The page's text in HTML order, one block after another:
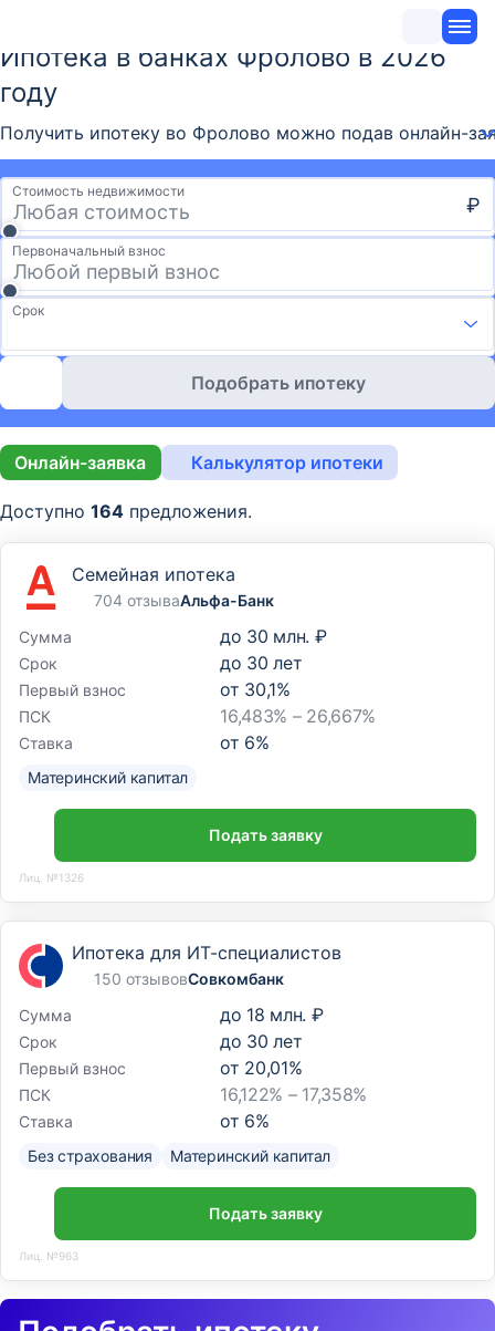
Ипотека в банках Фролово в 2026
году
Получить ипотеку во Фролово можно подав онлайн-
Стоимость недвижимости
₽
Первоначальный взнос
Срок
Подобрать ипотеку
Онлайн-заявка Калькулятор ипотеки
Доступно 164 предложения.
Семейная ипотека
704 отзываАльфа-Банк
Сумма
до 30 млн. ₽
Срок до 30 лет
Первый взнос от 30,1%
ПСК 16,483% – 26,667%
Ставка от 6%
Материнский капитал
Подать заявку
Лиц. №1326
Ипотека для ИТ-специалистов
150 отзывовСовкомбанк
Сумма
до 18 млн. ₽
Срок до 30 лет
Первый взнос от 20,01%
ПСК 16,122% – 17,358%
Ставка от 6%
Без страхования Материнский капитал
Подать заявку
Лиц. №963